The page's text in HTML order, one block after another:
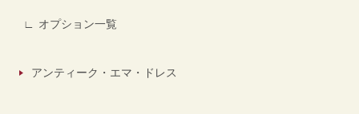
オプション一覧
アンティーク・エマ・ドレス